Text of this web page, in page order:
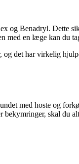
og Benadryl.
med en læge kan du
det har virkelig
med hoste og
bekymringer, skal du